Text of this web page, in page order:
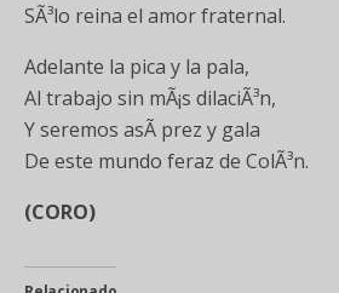
SÃ³lo reina el amor fraternal.
Adelante la pica y la pala,
Al trabajo sin mÃ¡s dilaciÃ³n,
Y seremos asÃ­ prez y gala
De este mundo feraz de ColÃ³n.
(CORO)